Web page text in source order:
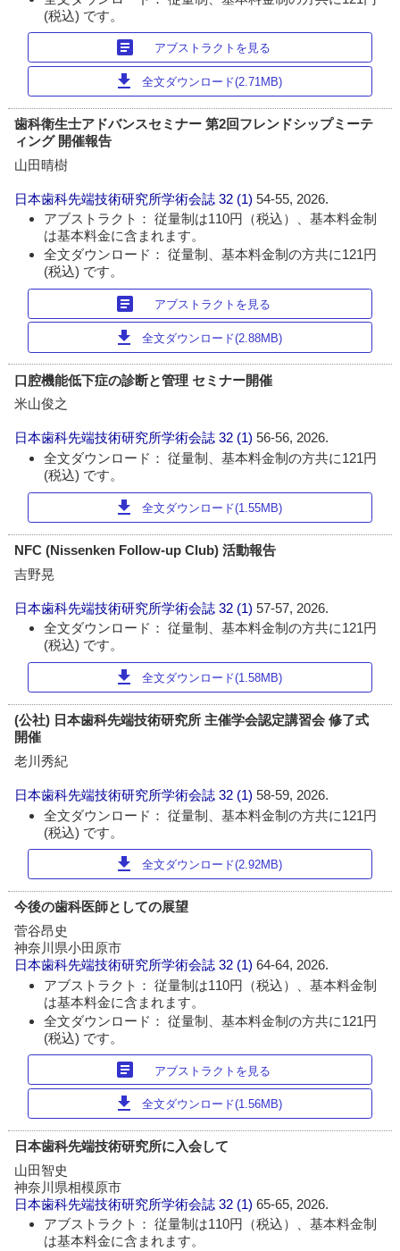
(税込) です。
article アブストラクトを見る
download 全文ダウンロード(2.71MB)
歯科衛生士アドバンスセミナー 第2回フレンドシップミーテ
ィング 開催報告
山田晴樹
日本歯科先端技術研究所学術会誌 32 (1)54-55, 2026.
アブストラクト： 従量制は110円（税込）、基本料金制
は基本料金に含まれます。
全文ダウンロード： 従量制、基本料金制の方共に121円
(税込) です。
article アブストラクトを見る
download 全文ダウンロード(2.88MB)
口腔機能低下症の診断と管理 セミナー開催
米山俊之
日本歯科先端技術研究所学術会誌 32 (1)56-56, 2026.
全文ダウンロード： 従量制、基本料金制の方共に121円
(税込) です。
download 全文ダウンロード(1.55MB)
NFC (Nissenken Follow-up Club) 活動報告
吉野晃
日本歯科先端技術研究所学術会誌 32 (1)57-57, 2026.
全文ダウンロード： 従量制、基本料金制の方共に121円
(税込) です。
download 全文ダウンロード(1.58MB)
(公社) 日本歯科先端技術研究所 主催学会認定講習会 修了式
開催
老川秀紀
日本歯科先端技術研究所学術会誌 32 (1)58-59, 2026.
全文ダウンロード： 従量制、基本料金制の方共に121円
(税込) です。
download 全文ダウンロード(2.92MB)
今後の歯科医師としての展望
菅谷昂史
神奈川県小田原市
日本歯科先端技術研究所学術会誌 32 (1)64-64, 2026.
アブストラクト： 従量制は110円（税込）、基本料金制
は基本料金に含まれます。
全文ダウンロード： 従量制、基本料金制の方共に121円
(税込) です。
article アブストラクトを見る
download 全文ダウンロード(1.56MB)
日本歯科先端技術研究所に入会して
山田智史
神奈川県相模原市
日本歯科先端技術研究所学術会誌 32 (1)65-65, 2026.
アブストラクト： 従量制は110円（税込）、基本料金制
は基本料金に含まれます。